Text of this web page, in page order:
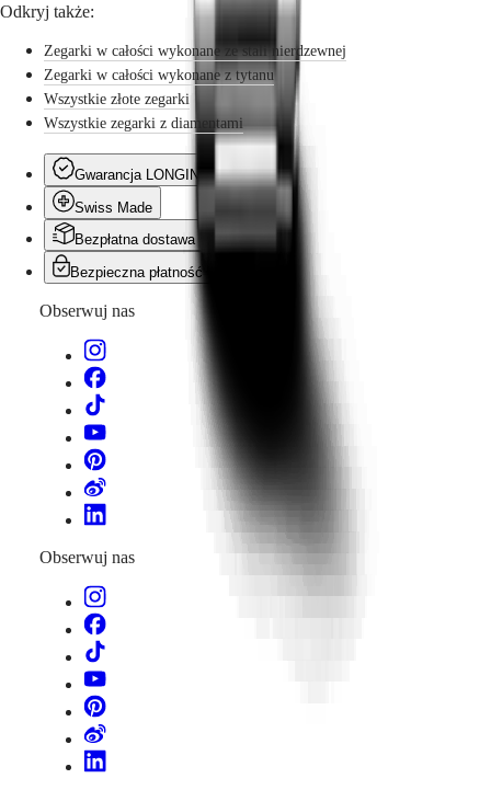
Odkryj także:
Zegarki w całości wykonane ze stali nierdzewnej
Zegarki w całości wykonane z tytanu
Wszystkie złote zegarki
Wszystkie zegarki z diamentami
Gwarancja LONGINES
Swiss Made
Bezpłatna dostawa i zwroty
Bezpieczna płatność
Obserwuj nas
Obserwuj nas